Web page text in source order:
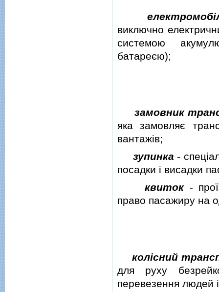
виключно
системою
батареєю);
замовник
яка замовляє
вантажiв;
зупинка -
посадки i висадки
квиток-
право пасажиру на
колiсний
для руху
перевезення людей